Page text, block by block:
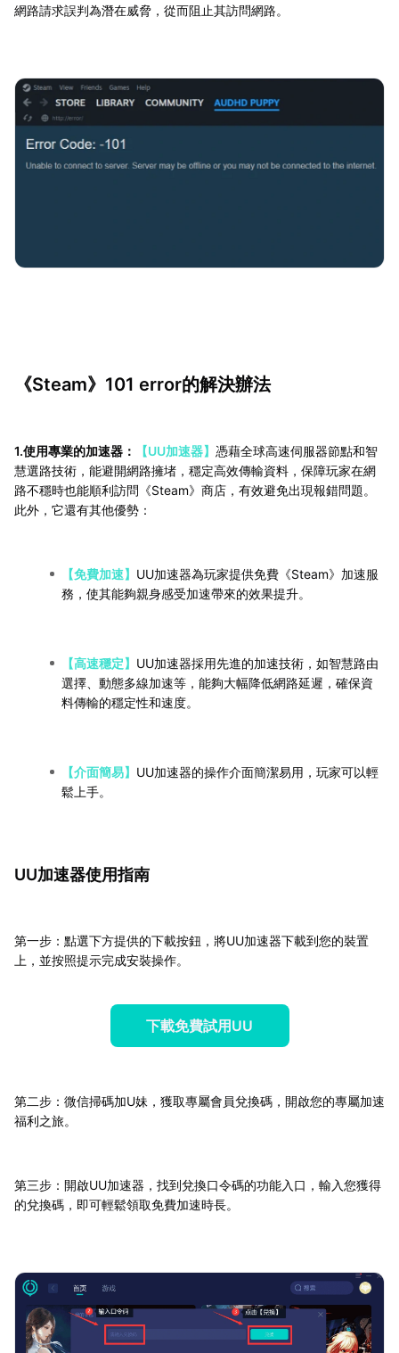
網路請求誤判為潛在威脅，從而阻止其訪問網路。
《Steam》101 error的解決辦法
1.使用專業的加速器： 【UU加速器】 憑藉全球高速伺服器節點和智
慧選路技術，能避開網路擁堵，穩定高效傳輸資料，保障玩家在網
路不穩時也能順利訪問《Steam》商店，有效避免出現報錯問題。
此外，它還有其他優勢：
【免費加速】 UU加速器為玩家提供免費《Steam》加速服
務，使其能夠親身感受加速帶來的效果提升。
【高速穩定】 UU加速器採用先進的加速技術，如智慧路由
選擇、動態多線加速等，能夠大幅降低網路延遲，確保資
料傳輸的穩定性和速度。
【介面簡易】 UU加速器的操作介面簡潔易用，玩家可以輕
鬆上手。
UU加速器使用指南
第一步：點選下方提供的下載按鈕，將UU加速器下載到您的裝置
上，並按照提示完成安裝操作。
下載免費試用UU
第二步：微信掃碼加U妹，獲取專屬會員兌換碼，開啟您的專屬加速
福利之旅。
第三步：開啟UU加速器，找到兌換口令碼的功能入口，輸入您獲得
的兌換碼，即可輕鬆領取免費加速時長。